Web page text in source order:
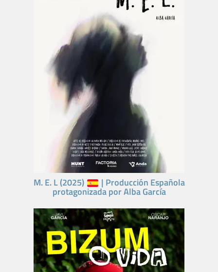
M. E. L (2025) | Producción Española
protagonizada por Alba García